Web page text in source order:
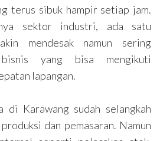
terus sibuk hampir setiap jam.
sektor industri, ada satu
mendesak namun sering
yang bisa mengikuti
lapangan.
di Karawang sudah selangkah
dan pemasaran. Namun